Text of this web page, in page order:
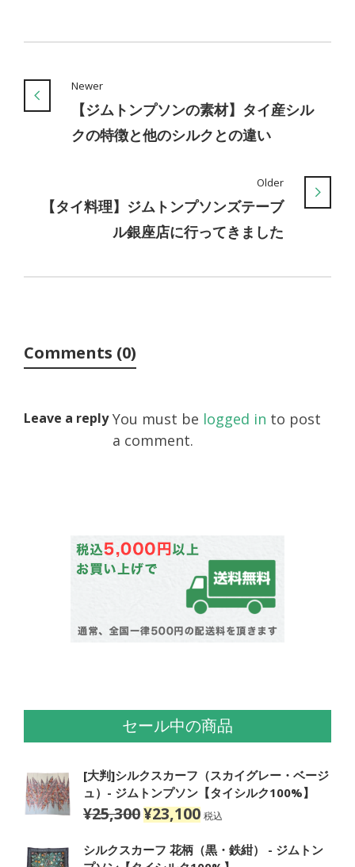
Newer
【ジムトンプソンの素材】タイ産シル
クの特徴と他のシルクとの違い
Older
【タイ料理】ジムトンプソンズテーブ
ル銀座店に行ってきました
Comments (0)
Leave a reply You must be logged in to post
a comment.
セール中の商品
[大判]シルクスカーフ（スカイグレー・ベージ
ュ）- ジムトンプソン【タイシルク100%】
¥25,300 元
価
¥23,100現
の
税込
シルクスカーフ 花柄（黒・鉄紺） - ジムトン